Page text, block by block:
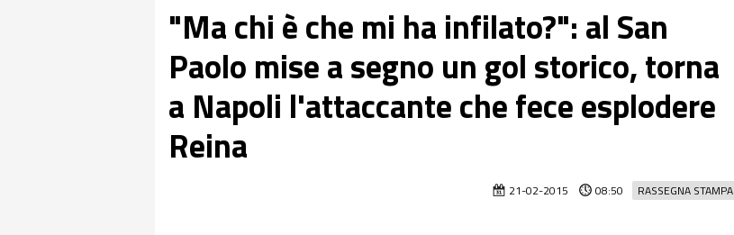
"Ma chi è che mi ha infilato?": al San
Paolo mise a segno un gol storico, torna
a Napoli l'attaccante che fece esplodere
Reina
RASSEGNA STAMPA
21-02-2015 08:50